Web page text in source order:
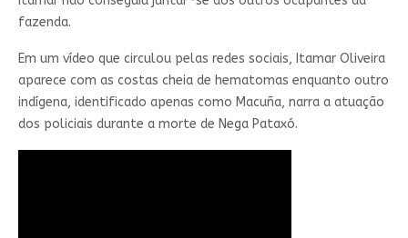
fazenda.
Em um vídeo que circulou pelas redes sociais, Itamar Oliveira
aparece com as costas cheia de hematomas enquanto outro
indígena, identificado apenas como Macuña, narra a atuação
dos policiais durante a morte de Nega Pataxó.